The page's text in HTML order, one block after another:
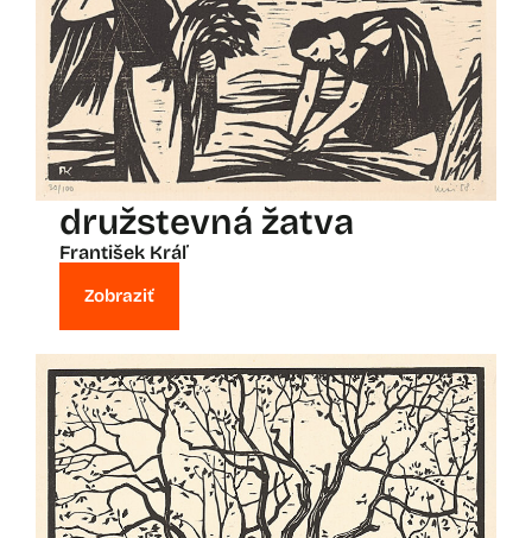
družstevná žatva
František Kráľ
Zobraziť